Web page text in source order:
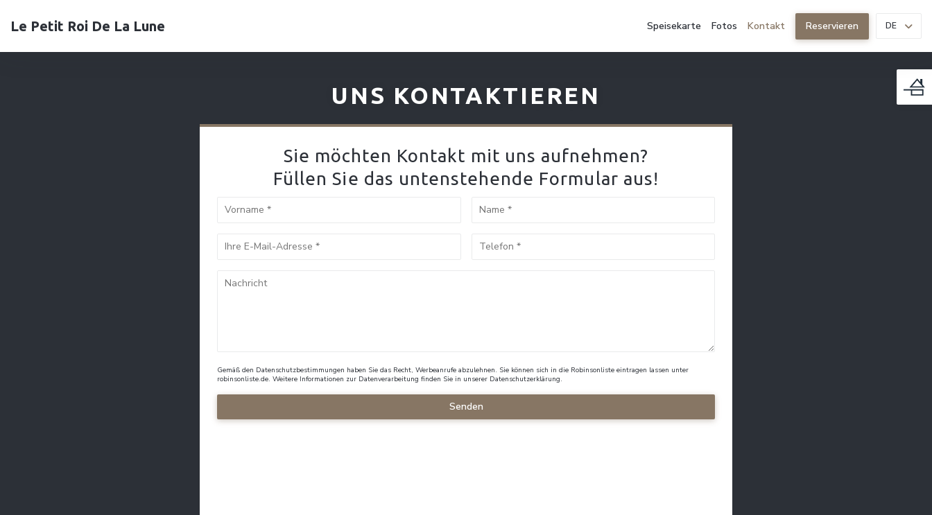
Le Petit Roi De La Lune Speisekarte Fotos Kontakt Reservieren DE
UNS KONTAKTIEREN
Sie möchten Kontakt mit uns aufnehmen?
Füllen Sie das untenstehende Formular aus!
Gemäß den Datenschutzbestimmungen haben Sie das Recht, Werbeanrufe abzulehnen. Sie können sich in die Robinsonliste eintragen lassen unter
robinsonliste.de. Weitere Informationen zur Datenverarbeitung finden Sie in unserer Datenschutzerklärung.